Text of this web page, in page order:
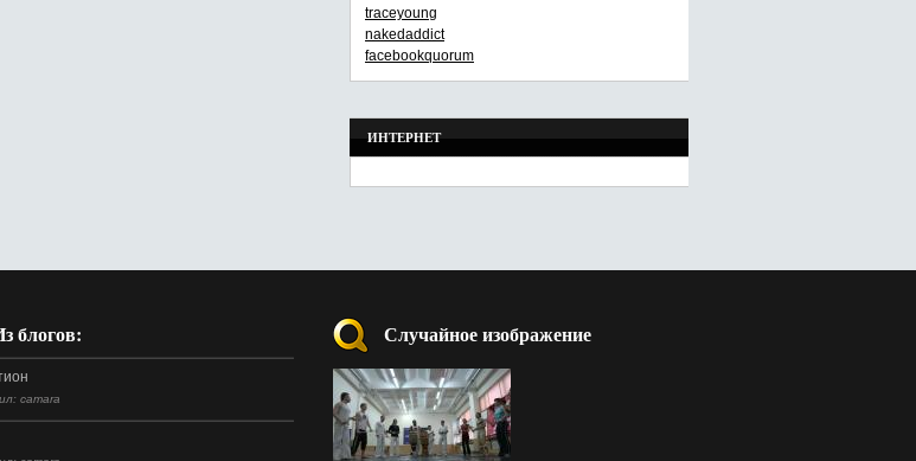
traceyoung
nakedaddict
facebookquorum
ИНТЕРНЕТ
блогов:
camara
Случайное изображение